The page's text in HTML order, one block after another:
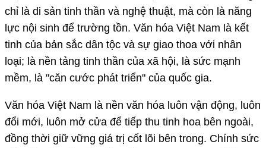
chỉ là di sản tinh thần và nghệ thuật, mà còn là năng
lực nội sinh để trường tồn. Văn hóa Việt Nam là kết
tinh của bản sắc dân tộc và sự giao thoa với nhân
loại; là nền tảng tinh thần của xã hội, là sức mạnh
mềm, là "căn cước phát triển" của quốc gia.
Văn hóa Việt Nam là nền văn hóa luôn vận động, luôn
đổi mới, luôn mở cửa để tiếp thu tinh hoa bên ngoài,
đồng thời giữ vững giá trị cốt lõi bên trong. Chính sức